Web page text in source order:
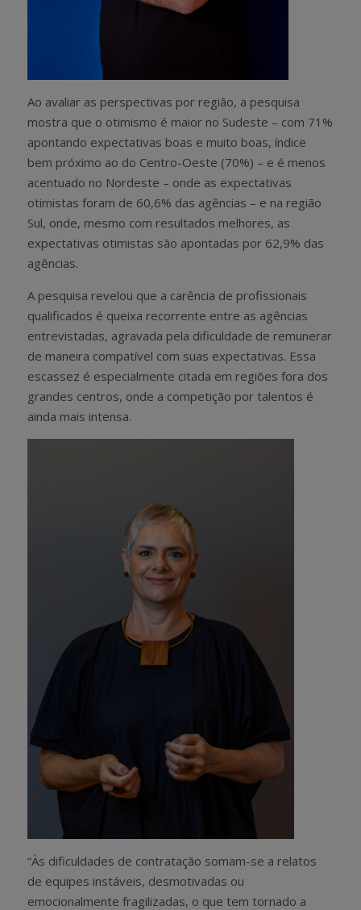
Ao avaliar as perspectivas por região, a pesquisa
mostra que o otimismo é maior no Sudeste – com 71%
apontando expectativas boas e muito boas, índice
bem próximo ao do Centro-Oeste (70%) – e é menos
acentuado no Nordeste – onde as expectativas
otimistas foram de 60,6% das agências – e na região
Sul, onde, mesmo com resultados melhores, as
expectativas otimistas são apontadas por 62,9% das
agências.
A pesquisa revelou que a carência de profissionais
qualificados é queixa recorrente entre as agências
entrevistadas, agravada pela dificuldade de remunerar
de maneira compatível com suas expectativas. Essa
escassez é especialmente citada em regiões fora dos
grandes centros, onde a competição por talentos é
ainda mais intensa.
“Às dificuldades de contratação somam-se a relatos
de equipes instáveis, desmotivadas ou
emocionalmente fragilizadas, o que tem tornado a